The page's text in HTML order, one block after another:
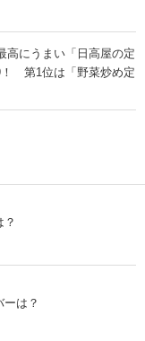
高にうまい「日高屋の定
第1位は「野菜炒め定
？
は？